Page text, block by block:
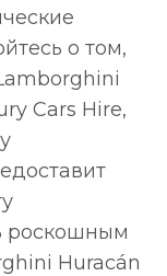
о том,
Cars Hire,
роскошным
Huracán